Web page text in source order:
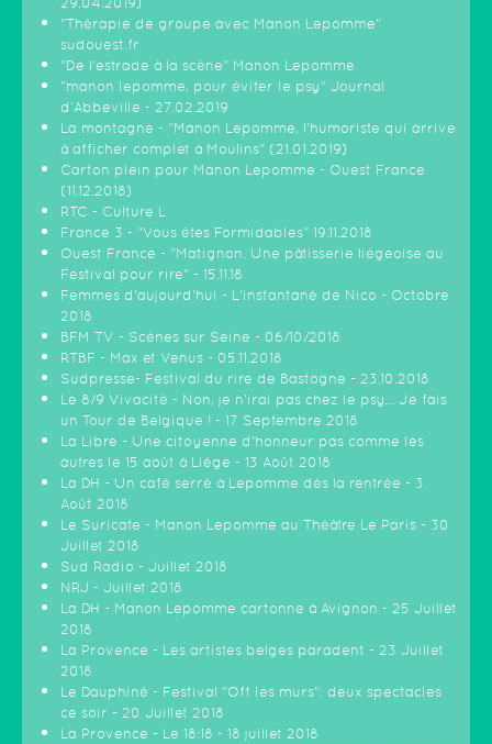
"Thérapie de groupe avec Manon Lepomme"
sudouest.fr
"De l'estrade à la scène" Manon Lepomme
"manon lepomme, pour éviter le psy" Journal
d'Abbeville - 27.02.2019
La montagne - "Manon Lepomme, l'humoriste qui arrive
à afficher complet à Moulins" (21.01.2019)
Carton plein pour Manon Lepomme - Ouest France
(11.12.2018)
RTC - Culture L
France 3 - "Vous êtes Formidables" 19.11.2018
Ouest France - "Matignon. Une pâtisserie liégeoise au
Festival pour rire" - 15.11.18
Femmes d'aujourd'hui - L'instantané de Nico - Octobre
2018
BFM TV - Scènes sur Seine - 06/10/2018
RTBF - Max et Venus - 05.11.2018
Sudpresse- Festival du rire de Bastogne - 23.10.2018
Le 8/9 Vivacité - Non, je n'irai pas chez le psy... Je fais
un Tour de Belgique ! - 17 Septembre 2018
La Libre - Une citoyenne d’honneur pas comme les
autres le 15 août à Liège - 13 Août 2018
La DH - Un café serré à Lepomme dès la rentrée - 3
Août 2018
Le Suricate - Manon Lepomme au Théâtre Le Paris - 30
Juillet 2018
Sud Radio - Juillet 2018
NRJ - Juillet 2018
La DH - Manon Lepomme cartonne à Avignon - 25 Juillet
2018
La Provence - Les artistes belges paradent - 23 Juillet
2018
Le Dauphiné - Festival "Off les murs": deux spectacles
ce soir - 20 Juillet 2018
La Provence - Le 18:18 - 18 juillet 2018